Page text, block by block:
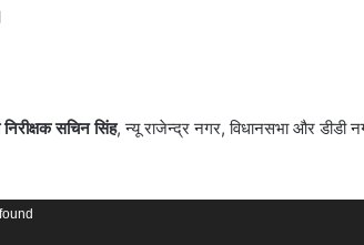
निरीक्षक सचिन सिंह, न्यू राजेन्द्र नगर, विधानसभा और डीडी